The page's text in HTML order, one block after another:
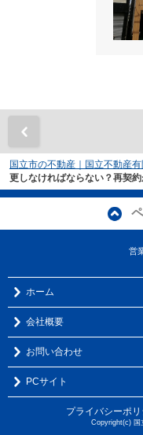
国立市の不動産｜国立不動産
更しなければならない？再契
営
ホーム
会社概要
お問い合わせ
PCサイト
プライバシーポリ
Copyright(c) 国